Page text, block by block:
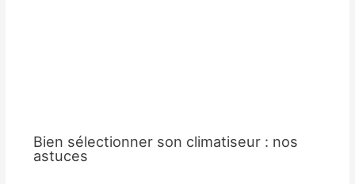
Bien sélectionner son climatiseur : nos
astuces